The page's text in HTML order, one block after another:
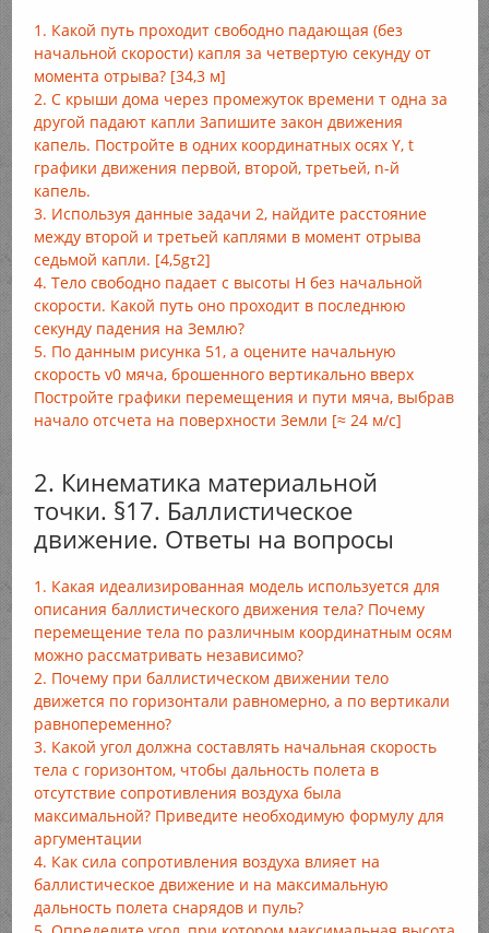
1. Какой путь проходит свободно падающая (без
начальной скорости) капля за четвертую секунду от
момента отрыва? [34,3 м]
2. С крыши дома через промежуток времени т одна за
другой падают капли Запишите закон движения
капель. Постройте в одних координатных осях Y, t
графики движения первой, второй, третьей, n-й
капель.
3. Используя данные задачи 2, найдите расстояние
между второй и третьей каплями в момент отрыва
седьмой капли. [4,5gτ2]
4. Тело свободно падает с высоты Н без начальной
скорости. Какой путь оно проходит в последнюю
секунду падения на Землю?
5. По данным рисунка 51, а оцените начальную
скорость v0 мяча, брошенного вертикально вверх
Постройте графики перемещения и пути мяча, выбрав
начало отсчета на поверхности Земли [≈ 24 м/с]
2. Кинематика материальной
точки. §17. Баллистическое
движение. Ответы на вопросы
1. Какая идеализированная модель используется для
описания баллистического движения тела? Почему
перемещение тела по различным координатным осям
можно рассматривать независимо?
2. Почему при баллистическом движении тело
движется по горизонтали равномерно, а по вертикали
равнопеременно?
3. Какой угол должна составлять начальная скорость
тела с горизонтом, чтобы дальность полета в
отсутствие сопротивления воздуха была
максимальной? Приведите необходимую формулу для
аргументации
4. Как сила сопротивления воздуха влияет на
баллистическое движение и на максимальную
дальность полета снарядов и пуль?